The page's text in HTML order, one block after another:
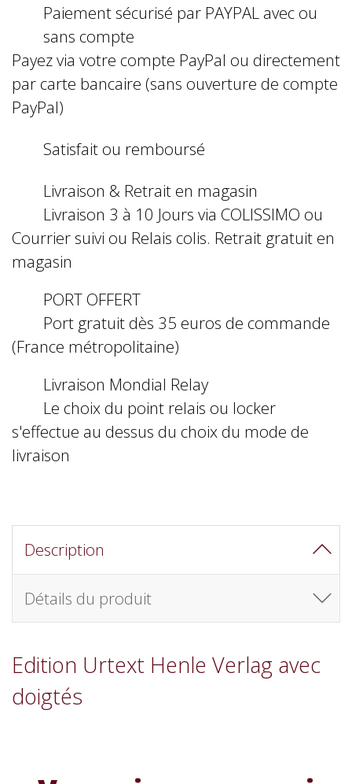
Paiement sécurisé par PAYPAL avec ou
sans compte
Payez via votre compte PayPal ou directement
par carte bancaire (sans ouverture de compte
PayPal)
Satisfait ou remboursé
Livraison & Retrait en magasin
Livraison 3 à 10 Jours via COLISSIMO ou
Courrier suivi ou Relais colis. Retrait gratuit en
magasin
PORT OFFERT
Port gratuit dès 35 euros de commande
(France métropolitaine)
Livraison Mondial Relay
Le choix du point relais ou locker
s'effectue au dessus du choix du mode de
livraison
Description
Détails du produit
Edition Urtext Henle Verlag avec
doigtés